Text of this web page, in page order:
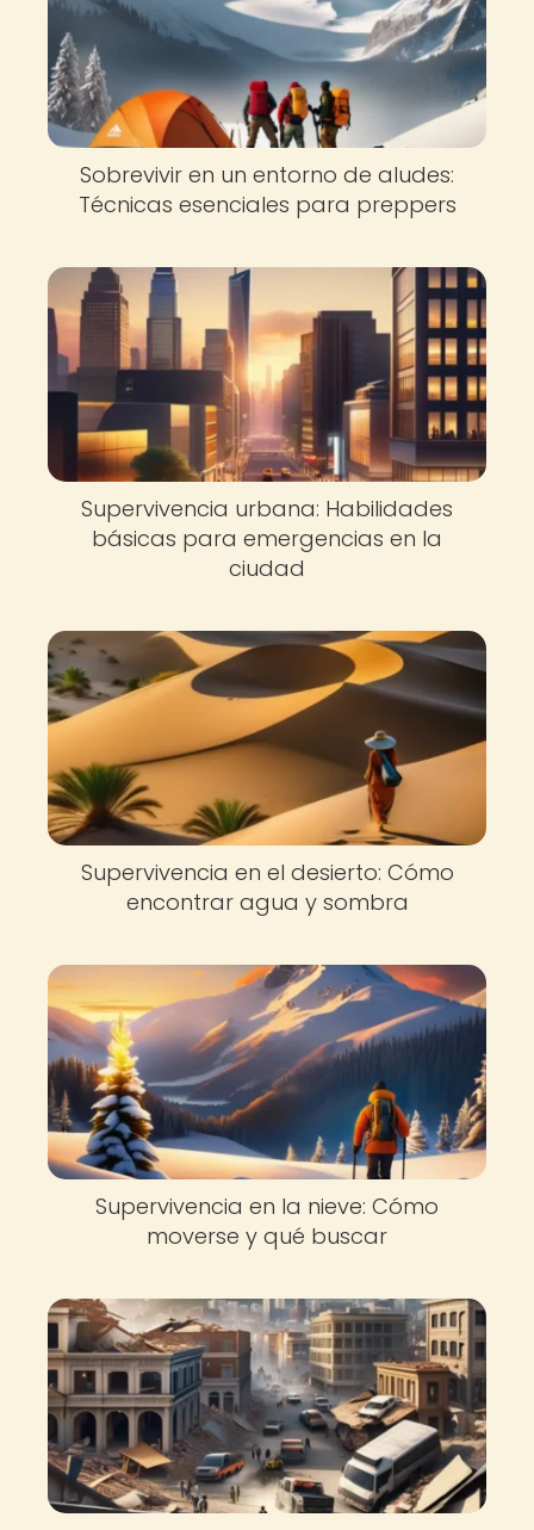
Sobrevivir en un entorno de aludes:
Técnicas esenciales para preppers
Supervivencia urbana: Habilidades
básicas para emergencias en la
ciudad
Supervivencia en el desierto: Cómo
encontrar agua y sombra
Supervivencia en la nieve: Cómo
moverse y qué buscar